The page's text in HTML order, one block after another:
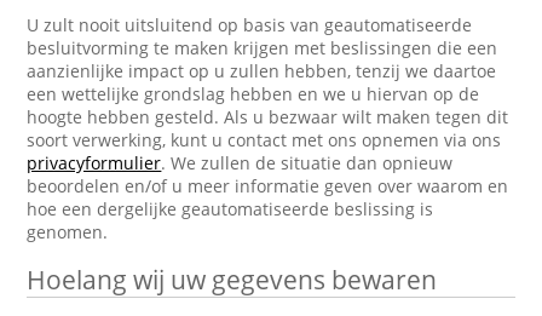
U zult nooit uitsluitend op basis van geautomatiseerde
besluitvorming te maken krijgen met beslissingen die een
aanzienlijke impact op u zullen hebben, tenzij we daartoe
een wettelijke grondslag hebben en we u hiervan op de
hoogte hebben gesteld. Als u bezwaar wilt maken tegen dit
soort verwerking, kunt u contact met ons opnemen via ons
privacyformulier. We zullen de situatie dan opnieuw
beoordelen en/of u meer informatie geven over waarom en
hoe een dergelijke geautomatiseerde beslissing is
genomen.
Hoelang wij uw gegevens bewaren